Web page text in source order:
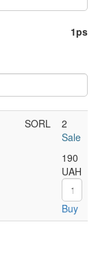
1ps
SORL
2
Sale
190
UAH
Buy